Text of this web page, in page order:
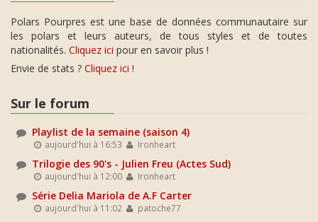
Polars Pourpres est une base de données communautaire sur
les polars et leurs auteurs, de tous styles et de toutes
nationalités. Cliquez ici pour en savoir plus !
Envie de stats ? Cliquez ici !
Sur le forum
Playlist de la semaine (saison 4)
aujourd'hui à 16:53 Ironheart
Trilogie des 90's - Julien Freu (Actes Sud)
aujourd'hui à 12:00 Ironheart
Série Delia Mariola de A.F Carter
aujourd'hui à 11:02 patoche77